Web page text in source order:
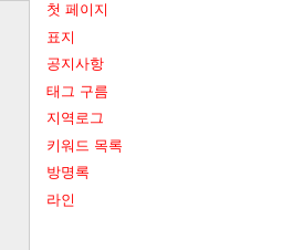
첫 페이지
표지
공지사항
태그 구름
지역로그
키워드 목록
방명록
라인